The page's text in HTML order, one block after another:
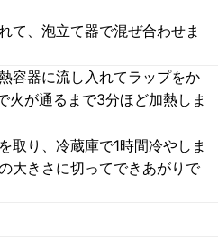
て、泡立て器で混ぜ合わせま
容器に流し入れてラップをか
火が通るまで3分ほど加熱しま
取り、冷蔵庫で1時間冷やしま
大きさに切ってできあがりで